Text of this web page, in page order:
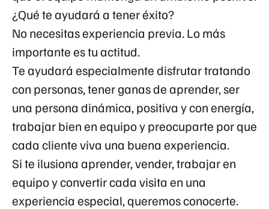
¿Qué te ayudará a tener éxito?
No necesitas experiencia previa. Lo más
importante es tu actitud.
Te ayudará especialmente disfrutar tratando
con personas, tener ganas de aprender, ser
una persona dinámica, positiva y con energía,
trabajar bien en equipo y preocuparte por que
cada cliente viva una buena experiencia.
Si te ilusiona aprender, vender, trabajar en
equipo y convertir cada visita en una
experiencia especial, queremos conocerte.